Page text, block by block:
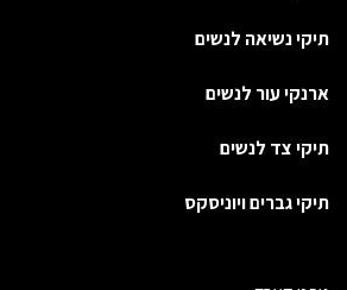
תיקי נשיאה לנשים
ארנקי עור לנשים
תיקי צד לנשים
תיקי גברים ויוניסקס